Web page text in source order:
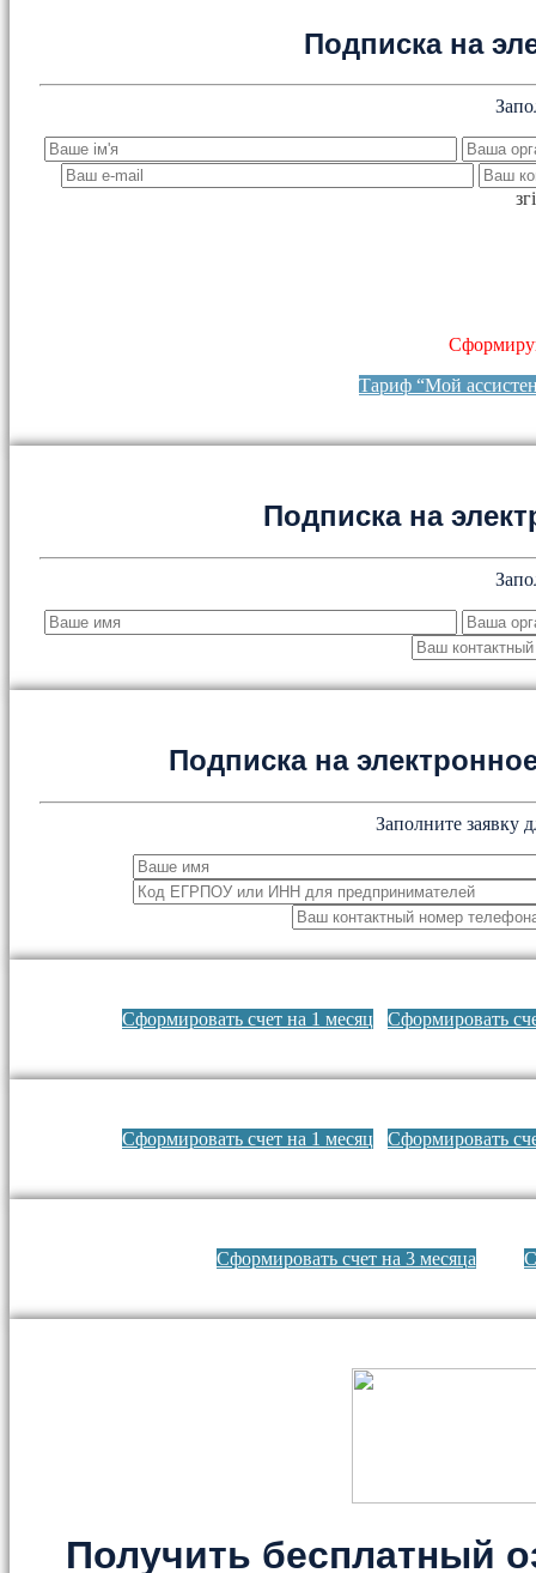
Подписка на
Тариф “Мой
Подписка на
Подписка на
Заполните заявку
Сформировать счет на 1 месяц Сформировать
Сформировать счет на 1 месяц Сформировать
Сформировать счет на 3 месяца
Получить бесплатный